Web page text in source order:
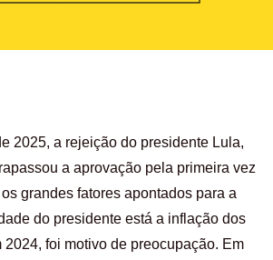
2025, a rejeição do presidente Lula,
a aprovação pela primeira vez
grandes fatores apontados para a
do presidente está a inflação dos
2024, foi motivo de preocupação. Em